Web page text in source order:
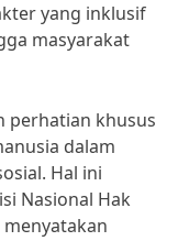
yang inklusif
masyarakat
perhatian khusus
dalam
Hal ini
Nasional Hak
menyatakan